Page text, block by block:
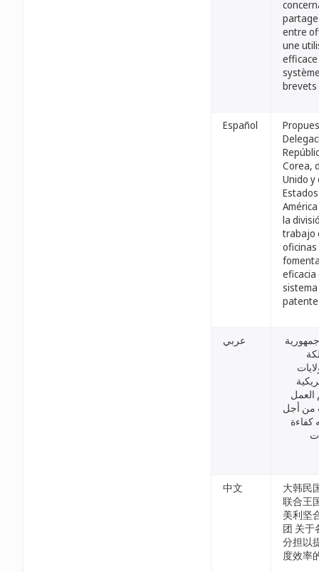
entre
une
brevets
Español
Corea,
Unido y
la
trabajo
eficacia
عربي
العمل
من أجل
كفاءة
中文
大韩民
联合王
美利坚
团 关于
分担以
度效率